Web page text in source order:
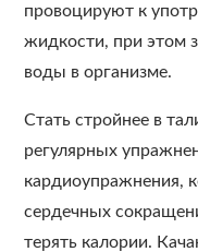
провоцируют к
жидкости, при этом
воды в организме.
Стать стройнее в
регулярных
кардиоупражнения,
сердечных
терять калории.